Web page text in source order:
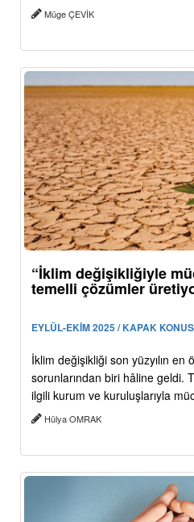
Müge ÇEVİK
“İklim değişikliğiyle
temelli çözümler
EYLÜL-EKİM 2025 / KAPAK
İklim değişikliği son yüzyılın en
sorunlarından biri hâline geldi.
ilgili kurum ve kuruluşlarıyla
Hülya OMRAK